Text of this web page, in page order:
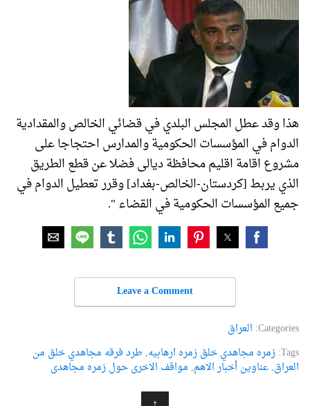
هذا وقد عطل المجلس البلدي في قضائي الخالص والمقدادية
الدوام في المؤسسات الحكومية والمدارس احتجاجا على
مشروع اقامة اقليم محافظة ديالى فضلا عن قطع الطريق
الذي يربط [كردستان-الخالص-بغداد] وقرر تعطيل الدوام في
جميع المؤسسات الحكومية في القضاء ".
Leave a Comment
Categories: العراق
Tags: زمره مجاهدي خلق زمره ارهابیه,طرد فرقه مجاهدي خلق من
العراق,عناوین أخبار الاهم,مواقف الاخری حول زمره مجاهدی